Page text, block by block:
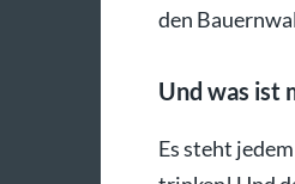
den
Und was ist
Es steht